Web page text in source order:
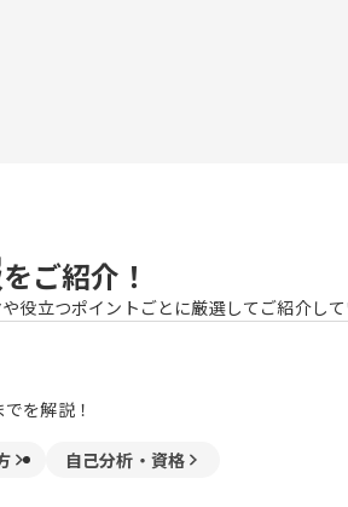
をご紹介！
役立つポイントごとに厳選してご紹介し
を解説！
自己分析・資格